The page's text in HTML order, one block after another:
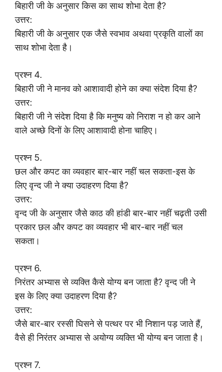
बिहारी जी के अनुसार किस का साथ शोभा देता है?
उत्तर:
बिहारी जी के अनुसार एक जैसे स्वभाव अथवा प्रकृति वालों का
साथ शोभा देता है।
प्रश्न 4.
बिहारी जी ने मानव को आशावादी होने का क्या संदेश दिया है?
उत्तर:
बिहारी जी ने संदेश दिया है कि मनुष्य को निराश न हो कर आने
वाले अच्छे दिनों के लिए आशावादी होना चाहिए।
प्रश्न 5.
छल और कपट का व्यवहार बार-बार नहीं चल सकता-इस के
लिए वृन्द जी ने क्या उदाहरण दिया है?
उत्तर:
वृन्द जी के अनुसार जैसे काठ की हांडी बार-बार नहीं चढ़ती उसी
प्रकार छल और कपट का व्यवहार भी बार-बार नहीं चल
सकता।
प्रश्न 6.
निरंतर अभ्यास से व्यक्ति कैसे योग्य बन जाता है? वृन्द जी ने
इस के लिए क्या उदाहरण दिया है?
उत्तर:
जैसे बार-बार रस्सी घिसने से पत्थर पर भी निशान पड़ जाते हैं,
वैसे ही निरंतर अभ्यास से अयोग्य व्यक्ति भी योग्य बन जाता है।
प्रश्न 7.